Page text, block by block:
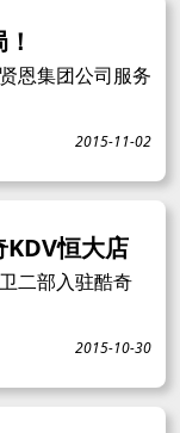
恩集团公司服务
2015-11-02
恒大店
二部入驻酷奇
2015-10-30